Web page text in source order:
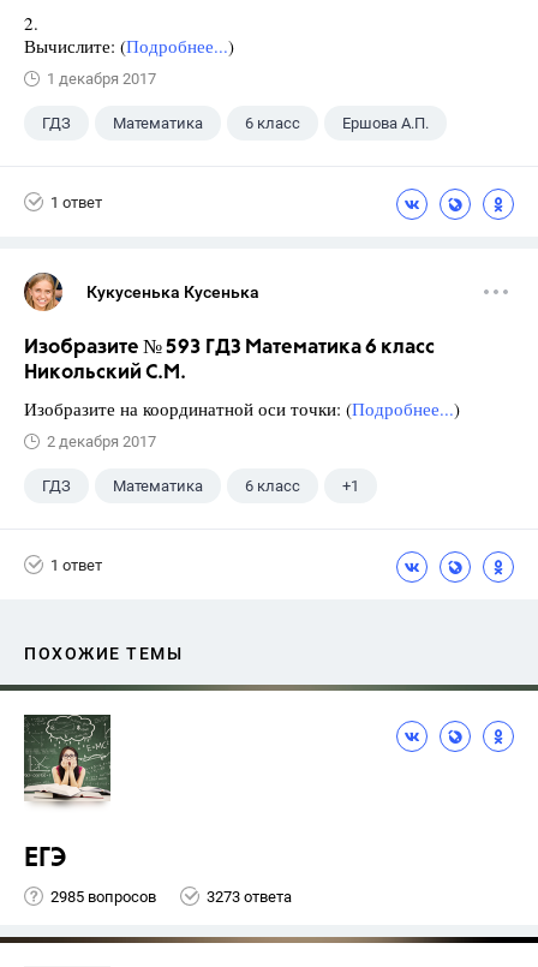
2.
Вычислите: (Подробнее...)
1 декабря 2017
ГДЗ Математика 6 класс Ершова А.П.
1 ответ
Кукусенька Кусенька
Изобразите № 593 ГДЗ Математика 6 класс
Никольский С.М.
Изобразите на координатной оси точки: (Подробнее...)
2 декабря 2017
ГДЗ Математика 6 класс +1
1 ответ
ПОХОЖИЕ ТЕМЫ
ЕГЭ
2985 вопросов 3273 ответа